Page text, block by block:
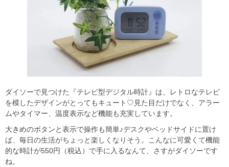
ダイソーで見つけた『テレビ型デジタル時計』は、レトロなテレビ
を模したデザインがとってもキュート♡見た目だけでなく、アラー
ムやタイマー、温度表示など機能も充実しています。
大きめのボタンと表示で操作も簡単♪デスクやベッドサイドに置け
ば、毎日の生活がちょっと楽しくなりそう。こんなに可愛くて機能
的な時計が550円（税込）で手に入るなんて、さすがダイソーです
ね。